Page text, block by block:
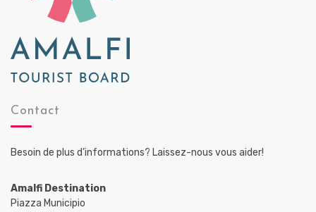
Contact
Besoin de plus d’informations? Laissez-nous vous aider!
Amalfi Destination
Piazza Municipio